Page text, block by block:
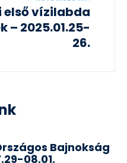
első vízilabda
– 2025.01.25-
26.
Bajnokság
08.01.